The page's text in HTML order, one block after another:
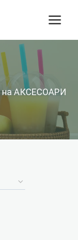
на АКСЕСОАРИ